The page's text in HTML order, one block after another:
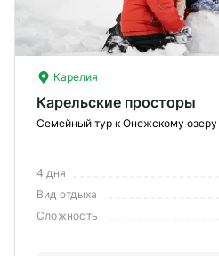
Карелия
Карельские просторы
Семейный тур к Онежскому
4 дня
Вид отдыха
Сложность